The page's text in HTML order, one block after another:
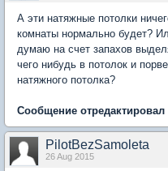
А эти натяжные потолки
комнаты нормально будет?
думаю на счет запахов
чего нибудь в потолок и
натяжного потолка?
Сообщение отредактировал
PilotBezSamoleta
26 Aug 2015